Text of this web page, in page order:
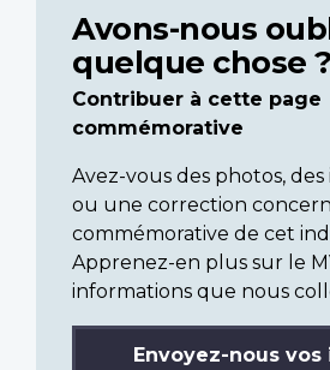
Avons-nous
quelque chose ?
Contribuer à cette page
commémorative
Avez-vous des photos,
ou une correction
commémorative de cet
Apprenez-en plus sur le
informations que nous
Envoyez-nous vos